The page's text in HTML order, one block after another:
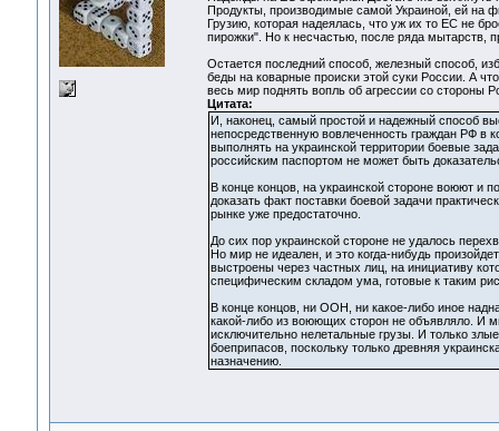
Продукты, производимые самой Украиной, ей на
Грузию, которая надеялась, что уж их то ЕС не
пирожки". Но к несчастью, после ряда мытарств,
Остается последний способ, железный способ,
беды на коварные происки этой суки России. А
весь мир поднять вопль об агрессии со стороны
Цитата:
И, наконец, самый простой и надежный способ
непосредственную вовлеченность граждан РФ в
выполнять на украинской территории боевые
российским паспортом не может быть
В конце концов, на украинской стороне воюют и
доказать факт поставки боевой задачи
рынке уже предостаточно.
До сих пор украинской стороне не удалось
Но мир не идеален, и это когда-нибудь
выстроены через частных лиц, на инициативу
специфическим складом ума, готовые к таким
В конце концов, ни ООН, ни какое-либо иное
какой-либо из воюющих сторон не объявляло. И
исключительно нелетальные грузы. И только
боеприпасов, поскольку только древняя
назначению.